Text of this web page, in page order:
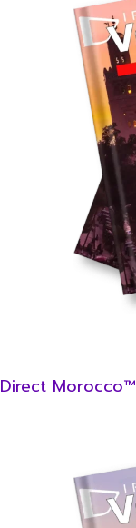
Direct Morocco™